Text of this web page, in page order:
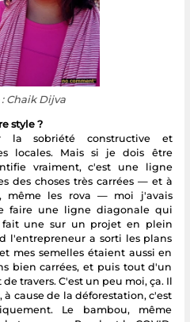
Chaik Dijva
style ?
la sobriété constructive et
locales. Mais si je dois être
vraiment, c'est une ligne
des choses très carrées — et à
même les rova — moi j'avais
faire une ligne diagonale qui
une sur un projet en plein
l'entrepreneur a sorti les plans
mes semelles étaient aussi en
bien carrées, et puis tout d'un
travers. C'est un peu moi, ça. Il
à cause de la déforestation, c'est
Le bambou, même